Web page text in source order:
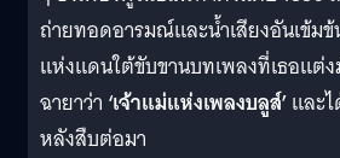
ถ่ายทอดอารมณ์และน้ำเสียงอันเข้ม
แห่งแดนใต้ขับขานบทเพลงที่เธอแต่
ฉายาว่า ‘เจ้าแม่แห่งเพลงบลูส์’และ
หลังสืบต่อมา